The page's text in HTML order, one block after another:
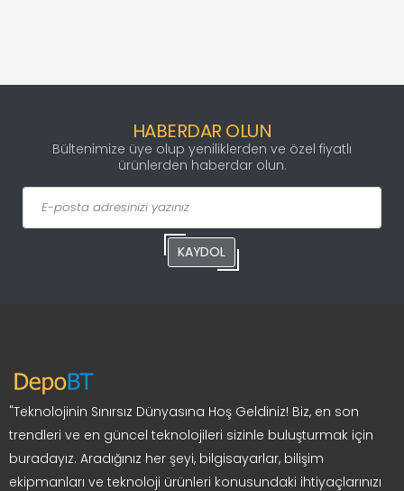
HABERDAR OLUN
Bültenimize üye olup yeniliklerden ve özel fiyatlı
ürünlerden haberdar olun.
KAYDOL
"Teknolojinin Sınırsız Dünyasına Hoş Geldiniz! Biz, en son
trendleri ve en güncel teknolojileri sizinle buluşturmak için
buradayız. Aradığınız her şeyi, bilgisayarlar, bilişim
ekipmanları ve teknoloji ürünleri konusundaki ihtiyaçlarınızı